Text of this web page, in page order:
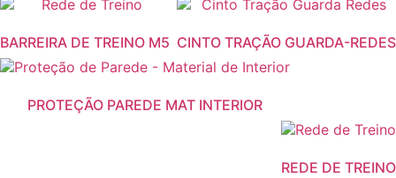
BARREIRA DE TREINO M5 CINTO TRAÇÃO GUARDA-REDES
PROTEÇÃO PAREDE MAT INTERIOR
REDE DE TREINO